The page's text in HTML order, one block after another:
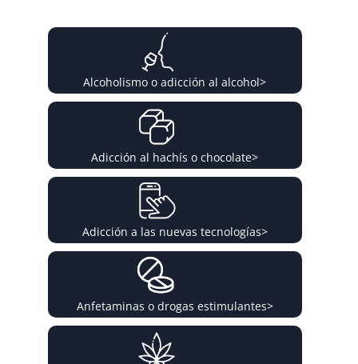
Alcoholismo o adicción al alcohol>
Adicción al hachís o chocolate>
Adicción a las nuevas tecnologías>
Anfetaminas o drogas estimulantes>